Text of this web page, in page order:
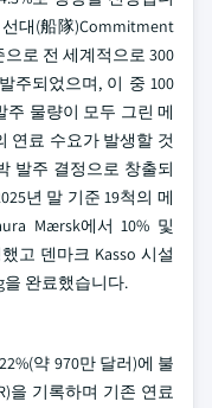
대(船隊)Commitment
로 전 세계적으로 300
주되었으며, 이 중 100
주 물량이 모두 그린 메
연료 수요가 발생할 것
발주 결정으로 창출되
년 말 기준 19척의 메
Mærsk에서 10% 및
고 덴마크 Kasso 시설
완료했습니다.
약 970만 달러)에 불
을 기록하며 기존 연료